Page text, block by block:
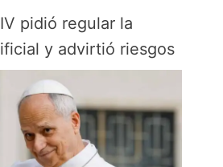
pidió regular la
y advirtió riesgos